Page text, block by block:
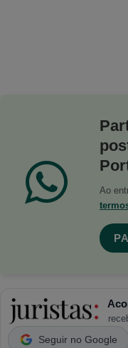
Ao
Seguir no Google